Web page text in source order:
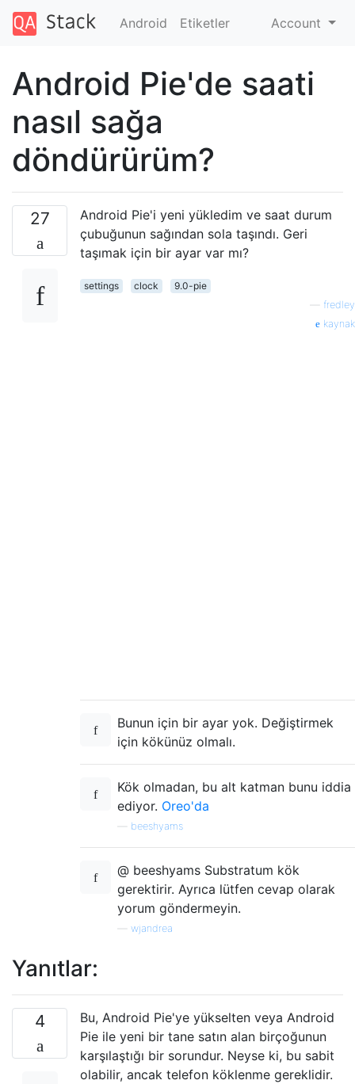
Android Etiketler Account
Android Pie'de saati
nasıl sağa
döndürürüm?
27
Android Pie'i yeni yükledim ve saat durum
çubuğunun sağından sola taşındı. Geri
taşımak için bir ayar var mı?
settings clock
9.0-pie
fredley
kaynak
Bunun için bir ayar yok. Değiştirmek
için kökünüz olmalı.
Kök olmadan, bu alt katman bunu iddia
ediyor. Oreo'da
beeshyams
@ beeshyams Substratum kök
gerektirir. Ayrıca lütfen cevap olarak
yorum göndermeyin.
wjandrea
Yanıtlar:
4
Bu, Android Pie'ye yükselten veya Android
Pie ile yeni bir tane satın alan birçoğunun
karşılaştığı bir sorundur. Neyse ki, bu sabit
olabilir, ancak telefon köklenme gereklidir.